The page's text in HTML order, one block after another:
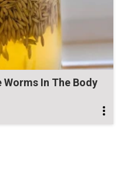
Worms In The Body